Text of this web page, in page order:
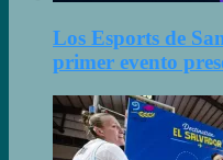
Los Esports de
primer evento